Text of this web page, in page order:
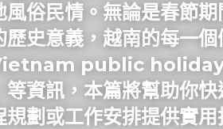
俗民情。無論是春節
史意義，越南的每一
public
資訊，本篇將幫助你
劃或工作安排提供實用